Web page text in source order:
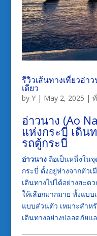
รีวิวเส้นทางเที่ยวอ่า
เดียว
by Y| May 2, 2025 |
อ่าวนาง (Ao
แห่งกระบี่ เดิน
รถตู้กระบี่
อ่าวนางถือเป็นหนึ่งในจุ
กระบี่ ตั้งอยู่ห่างจากตัวเ
เดินทางไปได้อย่างสะด
ให้เลือกมากมาย ทั้งแบ
แบบส่วนตัว เหมาะสำห
เดินทางอย่างปลอดภัยแ